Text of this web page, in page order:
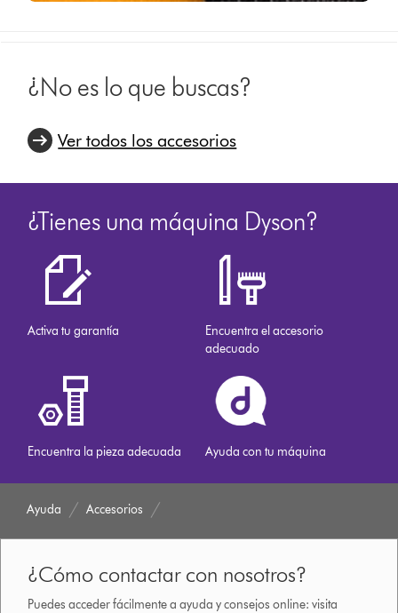
¿No es lo que buscas?
Ver todos los accesorios
¿Tienes una máquina Dyson?
Activa tu garantía
Encuentra el accesorio
adecuado
Encuentra la pieza adecuada Ayuda con tu máquina
Ayuda Accesorios
¿Cómo contactar con nosotros?
Puedes acceder fácilmente a ayuda y consejos online: visita